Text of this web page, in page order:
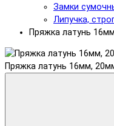
Замки
Липучка,
Пряжка латунь
Пряжка латунь 16мм,